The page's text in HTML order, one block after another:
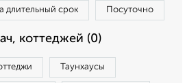
длительный срок Посуточно
коттеджей (0)
Таунхаусы